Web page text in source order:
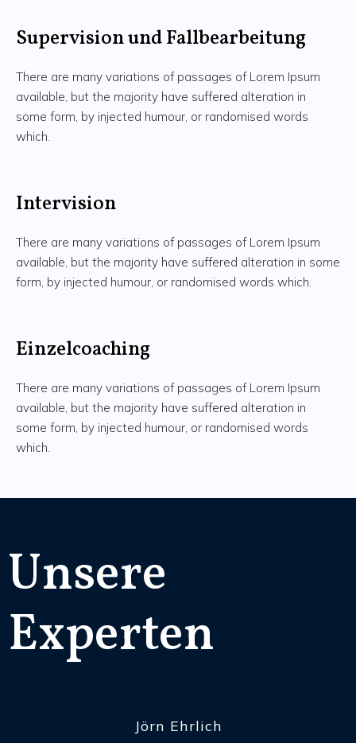
Supervision und Fallbearbeitung
There are many variations of passages of Lorem Ipsum
available, but the majority have suffered alteration in
some form, by injected humour, or randomised words
which.
Intervision
There are many variations of passages of Lorem Ipsum
available, but the majority have suffered alteration in some
form, by injected humour, or randomised words which.
Einzelcoaching
There are many variations of passages of Lorem Ipsum
available, but the majority have suffered alteration in
some form, by injected humour, or randomised words
which.
Unsere
Experten
Jörn Ehrlich